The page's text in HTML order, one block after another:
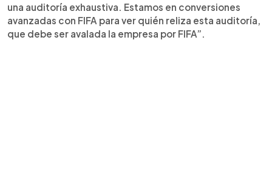
una auditoría exhaustiva. Estamos en conversiones
avanzadas con FIFA para ver quién reliza esta auditoría,
que debe ser avalada la empresa por FIFA”.